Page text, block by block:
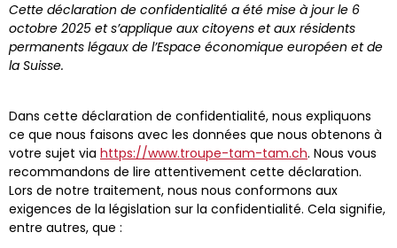
Cette déclaration de confidentialité a été mise à jour le 6
octobre 2025 et s’applique aux citoyens et aux résidents
permanents légaux de l’Espace économique européen et de
la Suisse.
Dans cette déclaration de confidentialité, nous expliquons
ce que nous faisons avec les données que nous obtenons à
votre sujet via https://www.troupe-tam-tam.ch. Nous vous
recommandons de lire attentivement cette déclaration.
Lors de notre traitement, nous nous conformons aux
exigences de la législation sur la confidentialité. Cela signifie,
entre autres, que :